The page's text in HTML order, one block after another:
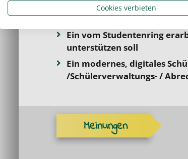
guteBezahlung mit
Fahrtkostenvergütung
Ein vom Studentenring
unterstützen soll
Ein modernes, digitales
/Schülerverwaltungs- /
Meinungen
Cookies verbieten